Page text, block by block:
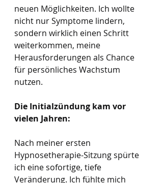
neuen Möglichkeiten. Ich wollte
nicht nur Symptome lindern,
sondern wirklich einen Schritt
weiterkommen, meine
Herausforderungen als Chance
für persönliches Wachstum
nutzen.
Die Initialzündung kam vor
vielen Jahren:
Nach meiner ersten
Hypnosetherapie-Sitzung spürte
ich eine sofortige, tiefe
Veränderung. Ich fühlte mich